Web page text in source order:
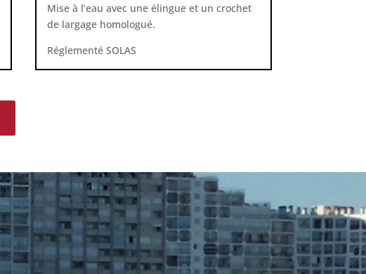
Mise à l’eau avec une élingue et un crochet
de largage homologué.
Réglementé SOLAS